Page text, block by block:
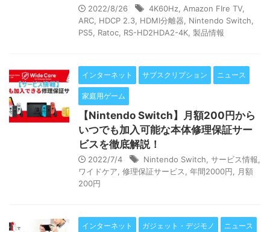
2022/8/26 4K60Hz Amazon FIre TV,
ARC HDCP 2.3 HDMI分離器 Nintendo Switch
PS5
Ratoc RS-HD2HDA2-4K 製品情報
インターネット サブスクリプション ニュース
家庭用ゲーム
【Nintendo Switch】月額200円から
いつでも加入可能な本体修理保証サー
ビスを徹底解説！
2022/7/4 Nintendo Switch サービス情報
ワイドケア 修理保証サービス 年間2000円
月額
200円
インターネット ガジェット・デジモノ ニュース